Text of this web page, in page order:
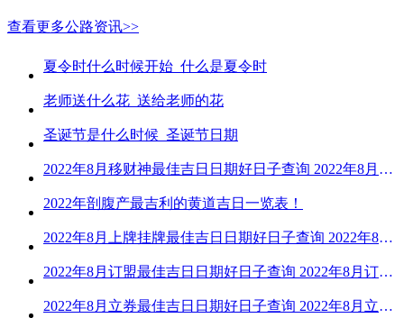
查看更多公路资讯>>
夏令时什么时候开始_什么是夏令时
老师送什么花_送给老师的花
圣诞节是什么时候_圣诞节日期
2022年8月移财神最佳吉日日期好日子查询 2022年8月移财神吉日一览
2022年剖腹产最吉利的黄道吉日一览表！
2022年8月上牌挂牌最佳吉日日期好日子查询 2022年8月上牌吉日精选
2022年8月订盟最佳吉日日期好日子查询 2022年8月订盟黄道吉日一览
2022年8月立券最佳吉日日期好日子查询 2022年8月立券的黄道吉日一览